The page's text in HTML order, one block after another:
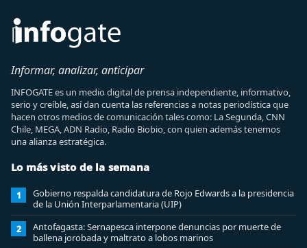
Informar, analizar, anticipar
INFOGATE es un medio digital de prensa independiente, informativo,
serio y creíble, así dan cuenta las referencias a notas periodística que
hacen otros medios de comunicación tales como: La Segunda, CNN
Chile, MEGA, ADN Radio, Radio Biobio, con quien además tenemos
una alianza estratégica.
Lo más visto de la semana
1
Gobierno respalda candidatura de Rojo Edwards a la presidencia
de la Unión Interparlamentaria (UIP)
2
Antofagasta: Sernapesca interpone denuncias por muerte de
ballena jorobada y maltrato a lobos marinos